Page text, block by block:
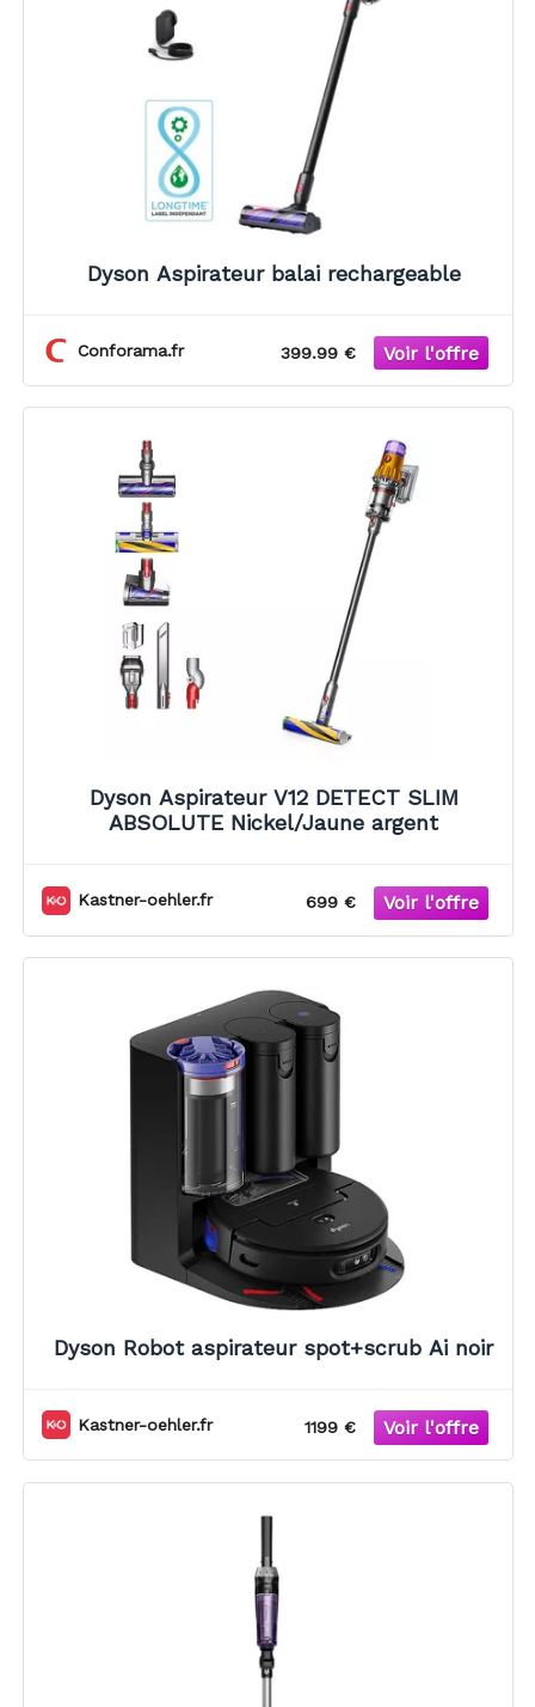
Dyson Aspirateur balai rechargeable
Conforama.fr 399.99 €
Dyson Aspirateur V12 DETECT SLIM
ABSOLUTE Nickel/Jaune argent
Kastner-oehler.fr 699 €
Dyson Robot aspirateur spot+scrub Ai noir
Kastner-oehler.fr 1199 €